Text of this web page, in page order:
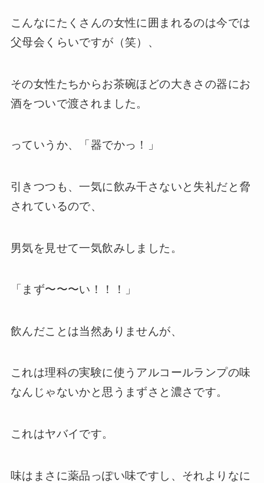
こんなにたくさんの女性に囲まれるのは今では
父母会くらいですが（笑）、
その女性たちからお茶碗ほどの大きさの器にお
酒をついで渡されました。
っていうか、「器でかっ！」
引きつつも、一気に飲み干さないと失礼だと脅
されているので、
男気を見せて一気飲みしました。
「まず〜〜〜い！！！」
飲んだことは当然ありませんが、
これは理科の実験に使うアルコールランプの味
なんじゃないかと思うまずさと濃さです。
これはヤバイです。
味はまさに薬品っぽい味ですし、それよりなに